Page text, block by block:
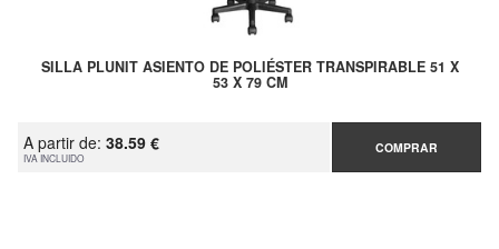
SILLA PLUNIT ASIENTO DE POLIÉSTER TRANSPIRABLE 51 X
53 X 79 CM
A partir de: 38.59 €
IVA INCLUIDO
COMPRAR